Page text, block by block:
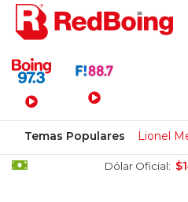
Menú Principal
Temas Populares Lionel
Dólar Oficial: